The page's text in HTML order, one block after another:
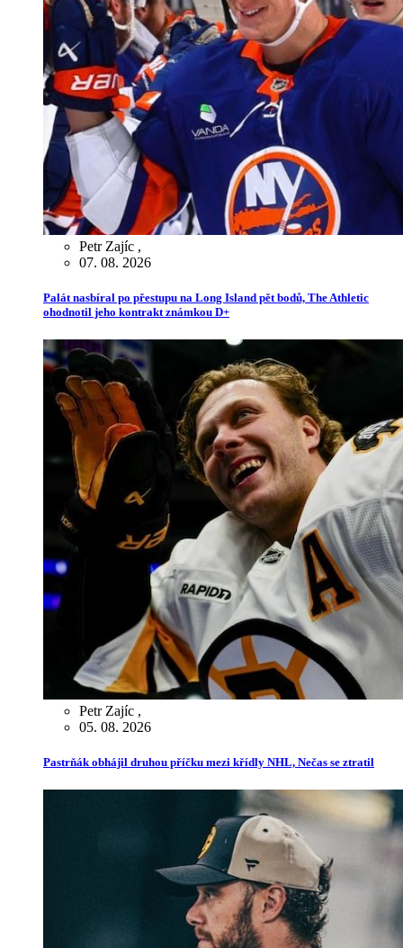
Petr Zajíc ,
07. 08. 2026
Palát nasbíral po přestupu na Long Island pět bodů, The Athletic
ohodnotil jeho kontrakt známkou D+
Petr Zajíc ,
05. 08. 2026
Pastrňák obhájil druhou příčku mezi křídly NHL, Nečas se ztratil